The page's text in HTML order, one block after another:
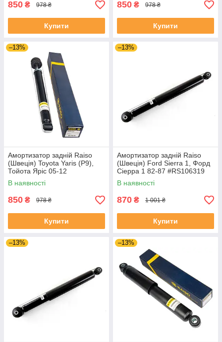
850 ₴ 978 ₴
Купити
850 ₴ 978 ₴
Купити
–13%
Амортизатор задній Raiso
(Швеція) Toyota Yaris (P9),
Тойота Яріс 05-12
#RS314759 UANWOQS4
В наявності
850 ₴ 978 ₴
Купити
–13%
Амортизатор задній Raiso
(Швеція) Ford Sierra 1, Форд
Сіерра 1 82-87 #RS106319
UAHRBGR4
В наявності
870 ₴ 1 001 ₴
Купити
–13% –13%